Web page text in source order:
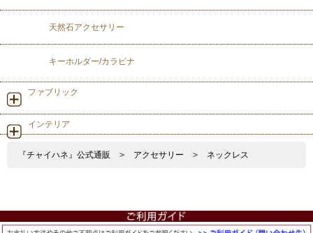
天然石アクセサリー
キーホルダー/カラビナ
ファブリック
インテリア
『チャイハネ』公式通販 > アクセサリー > ネックレス